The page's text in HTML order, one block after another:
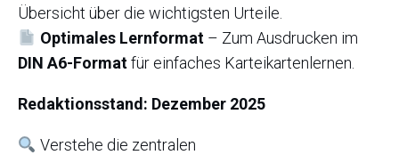
Übersicht über die wichtigsten Urteile.
Optimales Lernformat– Zum Ausdrucken im
DIN A6-Formatfür einfaches Karteikartenlernen.
Redaktionsstand: Dezember 2025
Verstehe die zentralen